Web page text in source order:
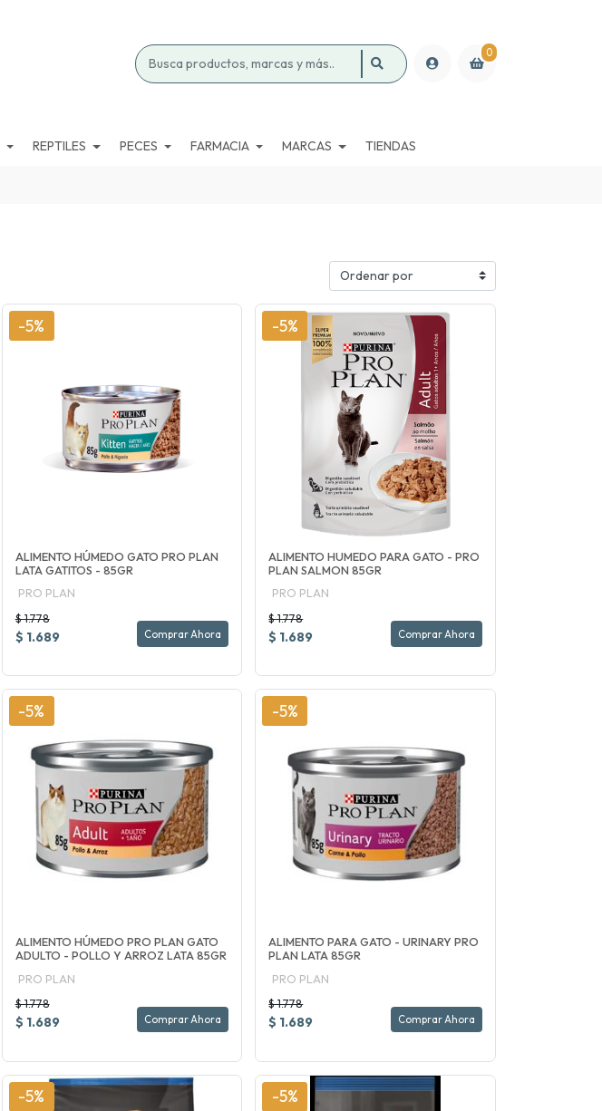
0
REPTILES PECES FARMACIA MARCAS TIENDAS
-5%
ALIMENTO HÚMEDO GATO PRO PLAN
LATA GATITOS - 85GR
PRO PLAN
$ 1.778
$ 1.689 Comprar Ahora
-5%
ALIMENTO HUMEDO PARA GATO - PRO
PLAN SALMON 85GR
PRO PLAN
$ 1.778
$ 1.689 Comprar Ahora
-5%
ALIMENTO HÚMEDO PRO PLAN GATO
ADULTO - POLLO Y ARROZ LATA 85GR
PRO PLAN
$ 1.778
$ 1.689 Comprar Ahora
-5%
ALIMENTO PARA GATO - URINARY PRO
PLAN LATA 85GR
PRO PLAN
$ 1.778
$ 1.689 Comprar Ahora
-5% -5%